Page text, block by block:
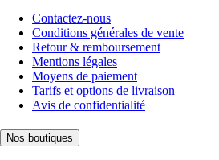
Contactez-nous
Conditions générales de vente
Retour & remboursement
Mentions légales
Moyens de paiement
Tarifs et options de livraison
Avis de confidentialité
Nos boutiques